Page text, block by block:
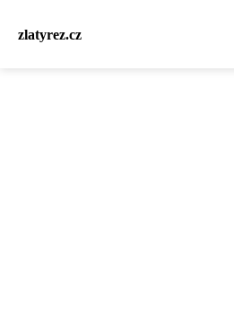
zlatyrez.cz